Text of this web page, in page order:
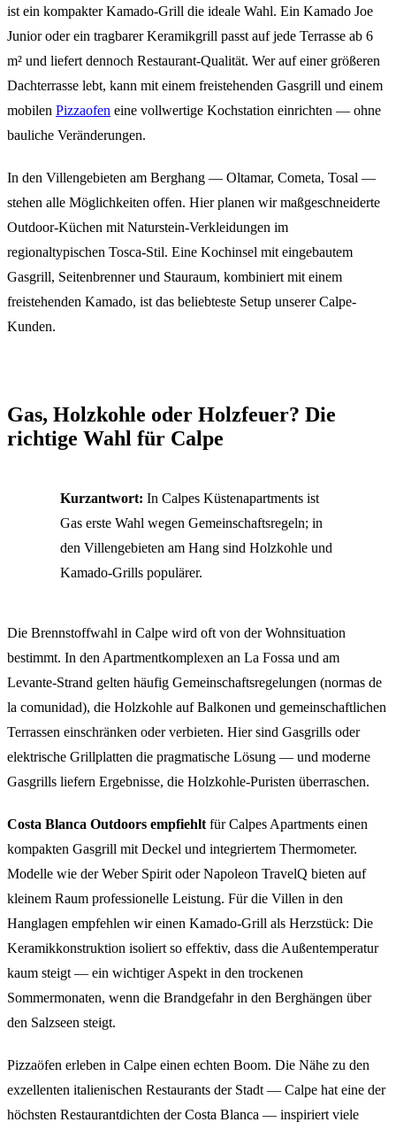
ist ein kompakter Kamado-Grill die ideale Wahl. Ein Kamado Joe
Junior oder ein tragbarer Keramikgrill passt auf jede Terrasse ab 6
m² und liefert dennoch Restaurant-Qualität. Wer auf einer größeren
Dachterrasse lebt, kann mit einem freistehenden Gasgrill und einem
mobilen Pizzaofen eine vollwertige Kochstation einrichten — ohne
bauliche Veränderungen.
In den Villengebieten am Berghang — Oltamar, Cometa, Tosal —
stehen alle Möglichkeiten offen. Hier planen wir maßgeschneiderte
Outdoor-Küchen mit Naturstein-Verkleidungen im
regionaltypischen Tosca-Stil. Eine Kochinsel mit eingebautem
Gasgrill, Seitenbrenner und Stauraum, kombiniert mit einem
freistehenden Kamado, ist das beliebteste Setup unserer Calpe-
Kunden.
Gas, Holzkohle oder Holzfeuer? Die
richtige Wahl für Calpe
Kurzantwort: In Calpes Küstenapartments ist
Gas erste Wahl wegen Gemeinschaftsregeln; in
den Villengebieten am Hang sind Holzkohle und
Kamado-Grills populärer.
Die Brennstoffwahl in Calpe wird oft von der Wohnsituation
bestimmt. In den Apartmentkomplexen an La Fossa und am
Levante-Strand gelten häufig Gemeinschaftsregelungen (normas de
la comunidad), die Holzkohle auf Balkonen und gemeinschaftlichen
Terrassen einschränken oder verbieten. Hier sind Gasgrills oder
elektrische Grillplatten die pragmatische Lösung — und moderne
Gasgrills liefern Ergebnisse, die Holzkohle-Puristen überraschen.
Costa Blanca Outdoors empfiehlt für Calpes Apartments einen
kompakten Gasgrill mit Deckel und integriertem Thermometer.
Modelle wie der Weber Spirit oder Napoleon TravelQ bieten auf
kleinem Raum professionelle Leistung. Für die Villen in den
Hanglagen empfehlen wir einen Kamado-Grill als Herzstück: Die
Keramikkonstruktion isoliert so effektiv, dass die Außentemperatur
kaum steigt — ein wichtiger Aspekt in den trockenen
Sommermonaten, wenn die Brandgefahr in den Berghängen über
den Salzseen steigt.
Pizzaöfen erleben in Calpe einen echten Boom. Die Nähe zu den
exzellenten italienischen Restaurants der Stadt — Calpe hat eine der
höchsten Restaurantdichten der Costa Blanca — inspiriert viele